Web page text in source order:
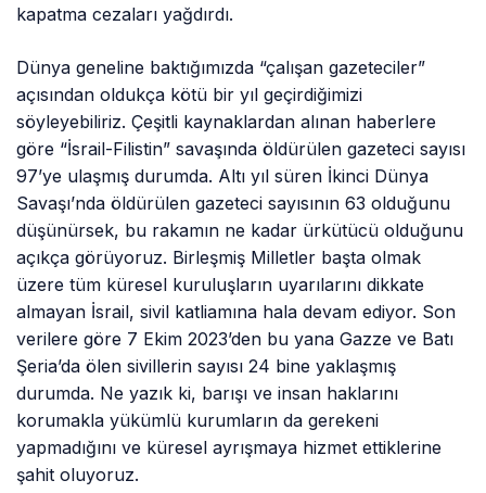
kapatma cezaları yağdırdı.
Dünya geneline baktığımızda “çalışan gazeteciler”
açısından oldukça kötü bir yıl geçirdiğimizi
söyleyebiliriz. Çeşitli kaynaklardan alınan haberlere
göre “İsrail-Filistin” savaşında öldürülen gazeteci sayısı
97’ye ulaşmış durumda. Altı yıl süren İkinci Dünya
Savaşı’nda öldürülen gazeteci sayısının 63 olduğunu
düşünürsek, bu rakamın ne kadar ürkütücü olduğunu
açıkça görüyoruz. Birleşmiş Milletler başta olmak
üzere tüm küresel kuruluşların uyarılarını dikkate
almayan İsrail, sivil katliamına hala devam ediyor. Son
verilere göre 7 Ekim 2023’den bu yana Gazze ve Batı
Şeria’da ölen sivillerin sayısı 24 bine yaklaşmış
durumda. Ne yazık ki, barışı ve insan haklarını
korumakla yükümlü kurumların da gerekeni
yapmadığını ve küresel ayrışmaya hizmet ettiklerine
şahit oluyoruz.